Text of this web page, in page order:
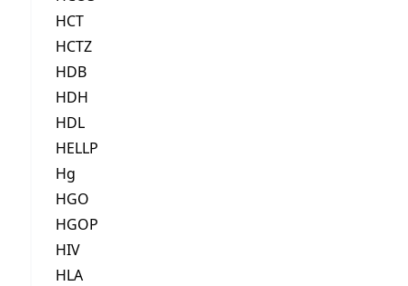
HCT
HCTZ
HDB
HDH
HDL
HELLP
Hg
HGO
HGOP
HIV
HLA